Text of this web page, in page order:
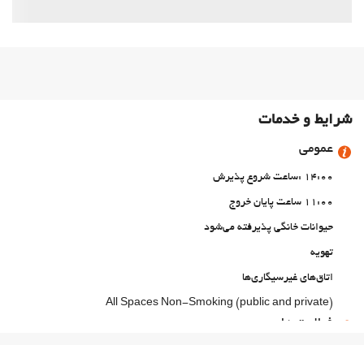
شرایط و خدمات
عمومی
14:00 :ساعت شروع پذیرش
11:00 ساعت پایان خروج
حیوانات خانگی پذیرفته می‌شود
تهویه
اتاق‌های غیرسیگاری‌ها
All Spaces Non-Smoking (public and private)
فعالیت ها